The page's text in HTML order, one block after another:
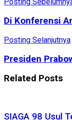
Posting
Di Konferensi
Posting Selanjutnya
Presiden
Related Posts
SIAGA 98 Usul